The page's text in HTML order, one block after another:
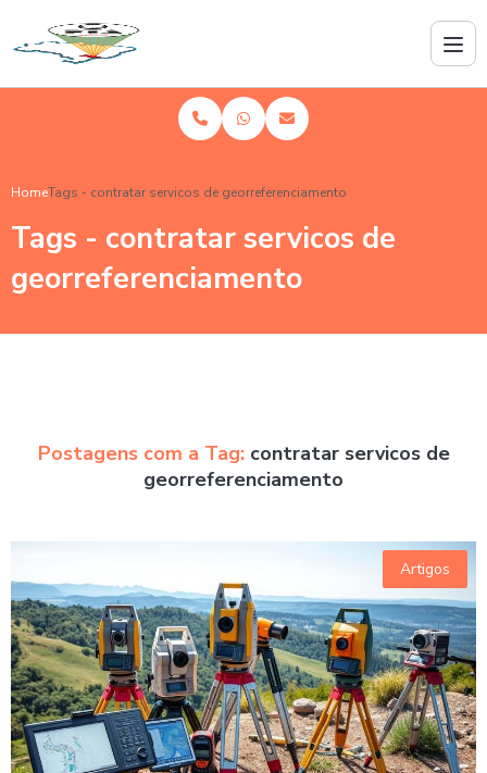
HomeTags - contratar servicos de georreferenciamento
Tags - contratar servicos de
georreferenciamento
Postagens com a Tag: contratar servicos de
georreferenciamento
Artigos